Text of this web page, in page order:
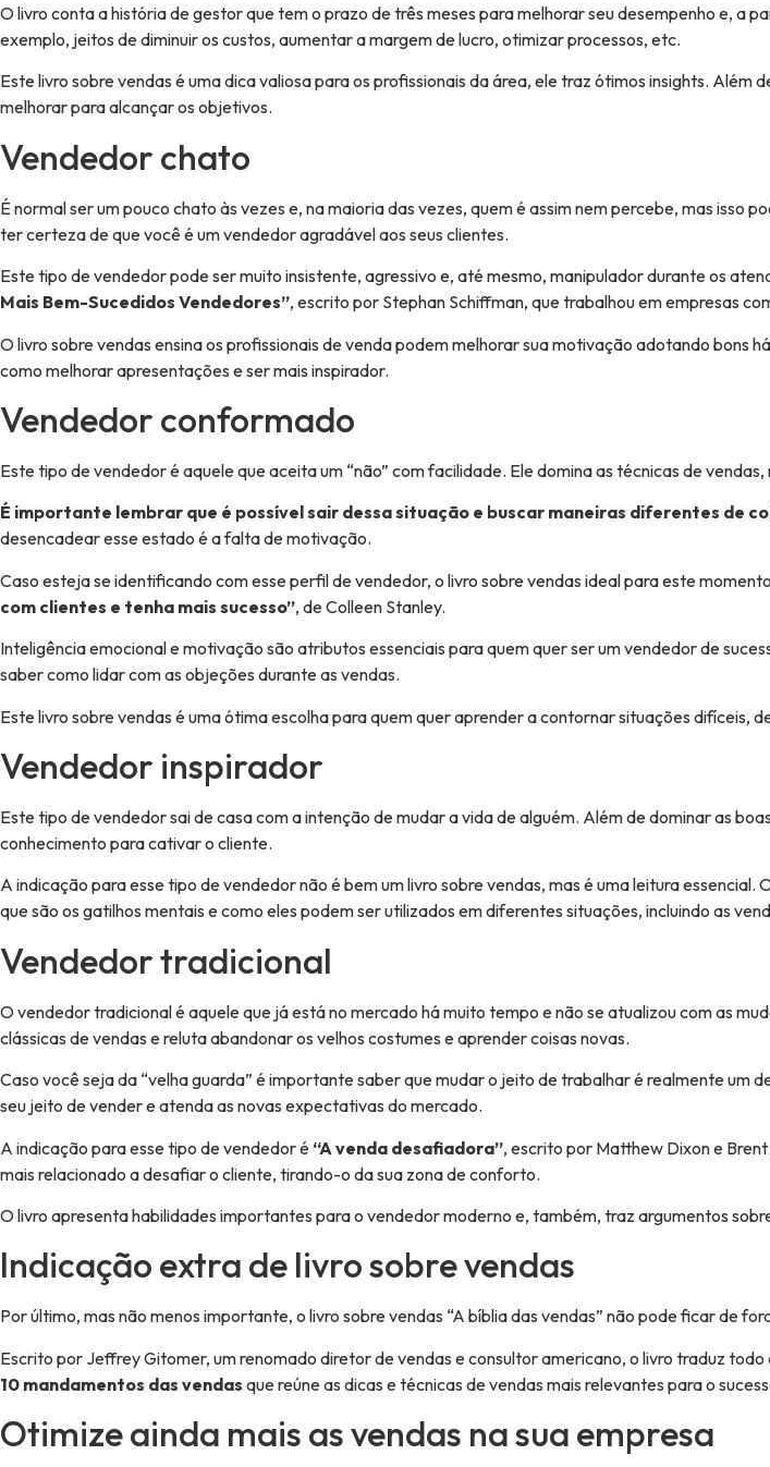
O livro conta a história de gestor que tem o prazo de três meses para melhorar seu desempenho e, a
exemplo, jeitos de diminuir os custos, aumentar a margem de lucro, otimizar processos, etc.
Este livro sobre vendas é uma dica valiosa para os profissionais da área, ele traz ótimos insights.
melhorar para alcançar os objetivos.
Vendedor chato
É normal ser um pouco chato às vezes e, na maioria das vezes, quem é assim nem percebe, mas
ter certeza de que você é um vendedor agradável aos seus clientes.
Este tipo de vendedor pode ser muito insistente, agressivo e, até mesmo, manipulador durante os
Mais Bem-Sucedidos Vendedores”, escrito por Stephan Schiffman, que trabalhou em empresas
O livro sobre vendas ensina os profissionais de venda podem melhorar sua motivação adotando bons
como melhorar apresentações e ser mais inspirador.
Vendedor conformado
Este tipo de vendedor é aquele que aceita um “não” com facilidade. Ele domina as técnicas de
É importante lembrar que é possível sair dessa situação e buscar maneiras diferentes de
desencadear esse estado é a falta de motivação.
Caso esteja se identificando com esse perfil de vendedor, o livro sobre vendas ideal para este
com clientes e tenha mais sucesso”, de Colleen Stanley.
Inteligência emocional e motivação são atributos essenciais para quem quer ser um vendedor de
saber como lidar com as objeções durante as vendas.
Este livro sobre vendas é uma ótima escolha para quem quer aprender a contornar situações difíceis,
Vendedor inspirador
Este tipo de vendedor sai de casa com a intenção de mudar a vida de alguém. Além de dominar as
conhecimento para cativar o cliente.
A indicação para esse tipo de vendedor não é bem um livro sobre vendas, mas é uma leitura essencial.
que são os gatilhos mentais e como eles podem ser utilizados em diferentes situações, incluindo as
Vendedor tradicional
O vendedor tradicional é aquele que já está no mercado há muito tempo e não se atualizou com as
clássicas de vendas e reluta abandonar os velhos costumes e aprender coisas novas.
Caso você seja da “velha guarda” é importante saber que mudar o jeito de trabalhar é realmente
seu jeito de vender e atenda as novas expectativas do mercado.
A indicação para esse tipo de vendedor é “A venda desafiadora”, escrito por Matthew Dixon e
mais relacionado a desafiar o cliente, tirando-o da sua zona de conforto.
O livro apresenta habilidades importantes para o vendedor moderno e, também, traz argumentos
Indicação extra de livro sobre vendas
Por último, mas não menos importante, o livro sobre vendas “A bíblia das vendas” não pode ficar de
Escrito por Jeffrey Gitomer, um renomado diretor de vendas e consultor americano, o livro traduz
10 mandamentos das vendas que reúne as dicas e técnicas de vendas mais relevantes para o
Otimize ainda mais as vendas na sua empresa